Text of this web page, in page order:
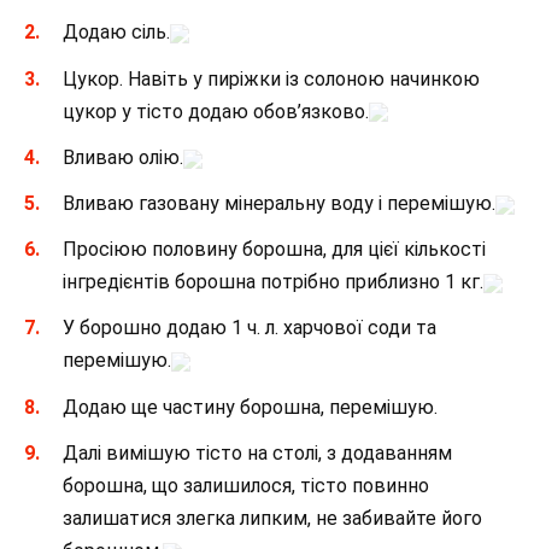
Додаю сіль.
Цукор. Навіть у пиріжки із солоною начинкою
цукор у тісто додаю обов’язково.
Вливаю олію.
Вливаю газовану мінеральну воду і перемішую.
Просіюю половину борошна, для цієї кількості
інгредієнтів борошна потрібно приблизно 1 кг.
У борошно додаю 1 ч. л. харчової соди та
перемішую.
Додаю ще частину борошна, перемішую.
Далі вимішую тісто на столі, з додаванням
борошна, що залишилося, тісто повинно
залишатися злегка липким, не забивайте його